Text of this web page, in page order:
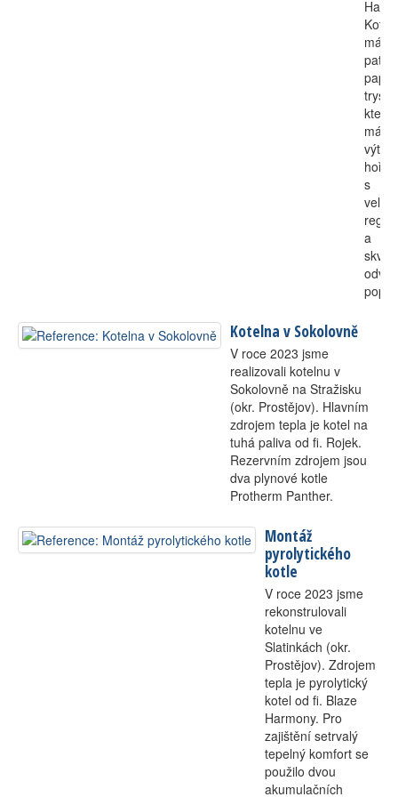
Kotel
má
která
má
s
a
Kotelna v Sokolovně
V roce 2023 jsme
realizovali kotelnu v
Sokolovně na Stražisku
(okr. Prostějov). Hlavním
zdrojem tepla je kotel na
tuhá paliva od fi. Rojek.
Rezervním zdrojem jsou
dva plynové kotle
Protherm Panther.
Montáž
pyrolytického
kotle
V roce 2023 jsme
rekonstrulovali
kotelnu ve
Slatinkách (okr.
Prostějov). Zdrojem
tepla je pyrolytický
kotel od fi. Blaze
Harmony. Pro
zajištění setrvalý
tepelný komfort se
použilo dvou
akumulačních